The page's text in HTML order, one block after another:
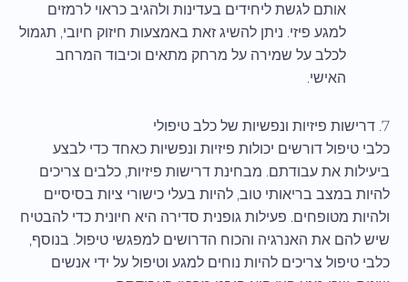
אותם לגשת ליחידים בעדינות ולהגיב כראוי לרמזים
למגע פיזי. ניתן להשיג זאת באמצעות חיזוק חיובי, תגמול
לכלב על שמירה על מרחק מתאים וכיבוד המרחב
האישי.
7. דרישות פיזיות ונפשיות של כלב טיפולי
כלבי טיפול דורשים יכולות פיזיות ונפשיות כאחד כדי לבצע
ביעילות את עבודתם. מבחינת דרישות פיזיות, כלבים צריכים
להיות במצב בריאותי טוב, להיות בעלי כישורי ציות בסיסיים
ולהיות מטופחים. פעילות גופנית סדירה היא חיונית כדי להבטיח
שיש להם את האנרגיה והכוח הדרושים למפגשי טיפול. בנוסף,
כלבי טיפול צריכים להיות נוחים למגע וטיפול על ידי אנשים